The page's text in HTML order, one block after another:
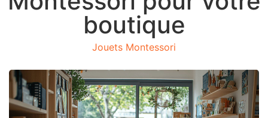
boutique
Jouets Montessori